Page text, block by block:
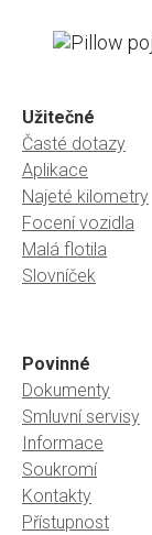
Užitečné
Časté dotazy
Aplikace
Najeté kilometry
Focení vozidla
Malá flotila
Slovníček
Povinné
Dokumenty
Smluvní servisy
Informace
Soukromí
Kontakty
Přístupnost